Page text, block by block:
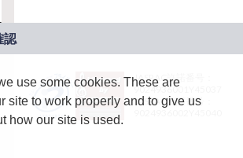
JASRAC許諾番号：
9024936001Y45037
JASRAC許諾番号：
use some cookies. These are
site to work properly and to give us
how our site is used.